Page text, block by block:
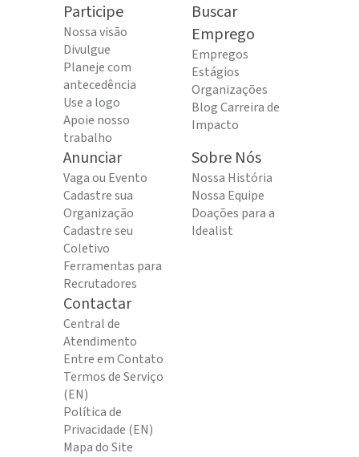
Participe
Nossa visão
Divulgue
Planeje com
antecedência
Use a logo
Apoie nosso
trabalho
Buscar
Emprego
Empregos
Estágios
Organizações
Blog Carreira de
Impacto
Anunciar
Vaga ou Evento
Cadastre sua
Organização
Cadastre seu
Coletivo
Ferramentas para
Recrutadores
Sobre Nós
Nossa História
Nossa Equipe
Doações para a
Idealist
Contactar
Central de
Atendimento
Entre em Contato
Termos de Serviço
(EN)
Política de
Privacidade (EN)
Mapa do Site